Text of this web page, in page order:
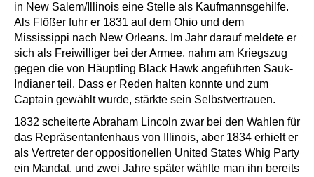
in New Salem/Illinois eine Stelle als Kaufmannsgehilfe.
Als Flößer fuhr er 1831 auf dem Ohio und dem
Mississippi nach New Orleans. Im Jahr darauf meldete er
sich als Freiwilliger bei der Armee, nahm am Kriegszug
gegen die von Häuptling Black Hawk angeführten Sauk-
Indianer teil. Dass er Reden halten konnte und zum
Captain gewählt wurde, stärkte sein Selbstvertrauen.
1832 scheiterte Abraham Lincoln zwar bei den Wahlen für
das Repräsentantenhaus von Illinois, aber 1834 erhielt er
als Vertreter der oppositionellen United States Whig Party
ein Mandat, und zwei Jahre später wählte man ihn bereits